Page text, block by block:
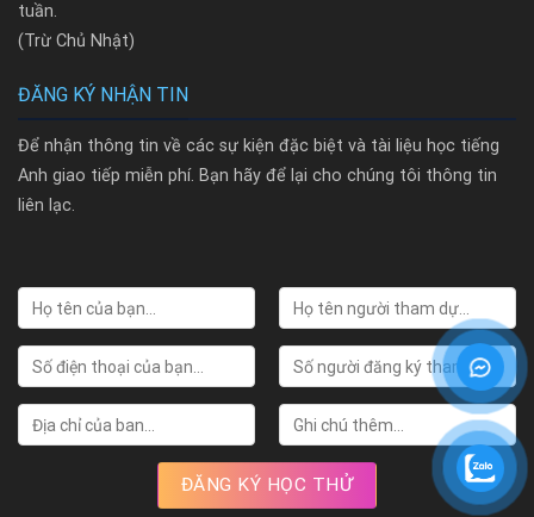
tuần.
(Trừ Chủ Nhật)
ĐĂNG KÝ NHẬN TIN
Để nhận thông tin về các sự kiện đặc biệt và tài liệu học tiếng
Anh giao tiếp miễn phí. Bạn hãy để lại cho chúng tôi thông tin
liên lạc.